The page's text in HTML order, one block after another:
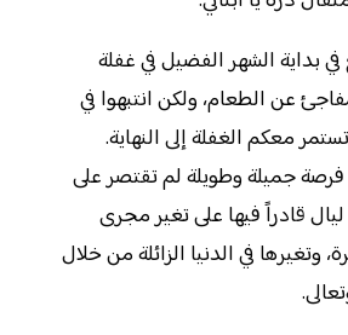
بداية الشهر الفضيل في غفلة
عن الطعام، ولكن انتبهوا في
معكم الغفلة إلى النهاية.
فرصة جميلة وطويلة لم تقتصر على
قادراً فيها على تغير مجرى
وتغيرها في الدنيا الزائلة من خلال